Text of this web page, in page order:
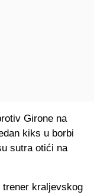
Girone na
kiks u borbi
sutra otići na
trener kraljevskog